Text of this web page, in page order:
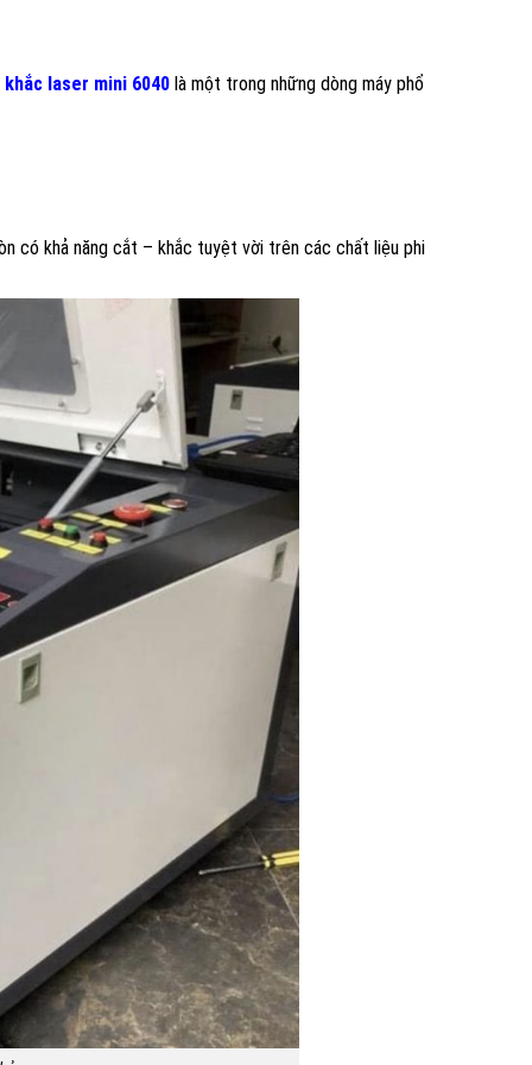
khắc laser mini 6040là một trong những dòng máy phổ
có khả năng cắt – khắc tuyệt vời trên các chất liệu phi